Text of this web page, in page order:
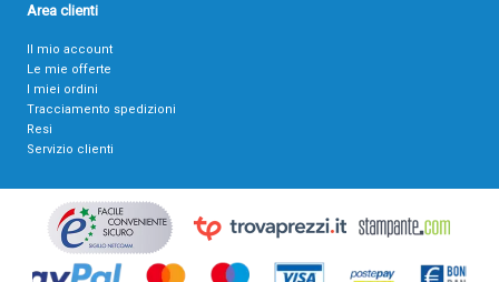
Area clienti
Il mio account
Le mie offerte
I miei ordini
Tracciamento spedizioni
Resi
Servizio clienti